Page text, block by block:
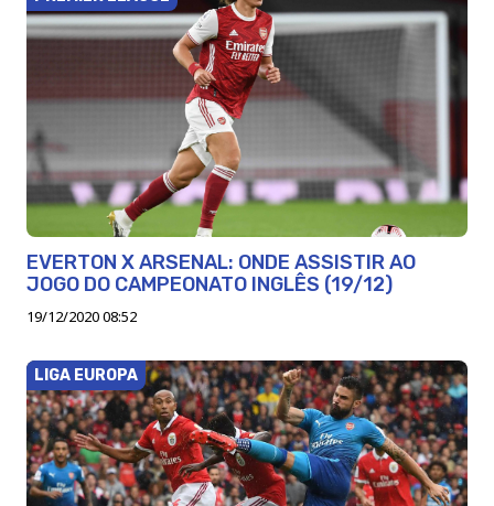
EVERTON X ARSENAL: ONDE ASSISTIR AO
JOGO DO CAMPEONATO INGLÊS (19/12)
19/12/2020 08:52
LIGA EUROPA